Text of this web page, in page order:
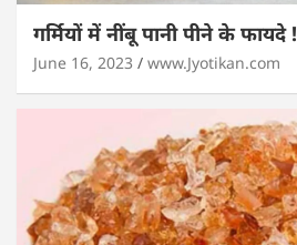
गर्मियों में नींबू पानी पीने के फायदे !
June 16, 2023 www.Jyotikan.com